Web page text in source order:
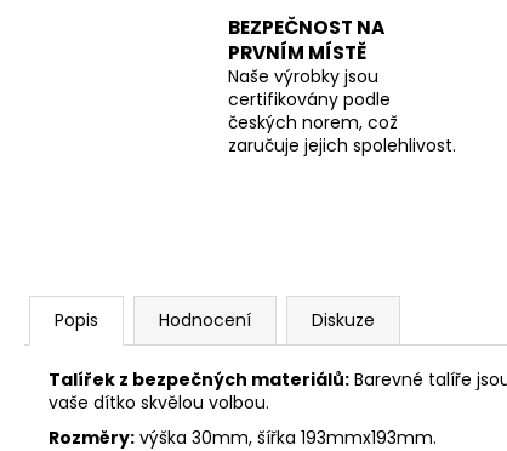
BEZPEČNOST NA
PRVNÍM MÍSTĚ
Naše výrobky jsou
certifikovány podle
českých norem, což
zaručuje jejich spolehlivost.
Popis Hodnocení Diskuze
Talířek z bezpečných materiálů: Barevné talíře
vaše dítko skvělou volbou.
Rozměry: výška 30mm, šířka 193mmx193mm.